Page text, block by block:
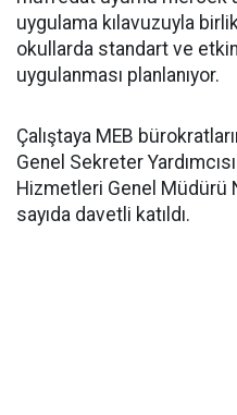
uygulama kılavuzuyla
okullarda standart ve
uygulanması planlanıyor.
Çalıştaya MEB
Genel Sekreter
Hizmetleri Genel Müdürü
sayıda davetli katıldı.